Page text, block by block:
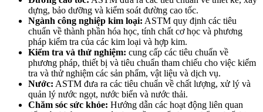
dựng, bảo dưỡng và kiểm soát đường cao tốc.
Ngành công nghiệp kim loại: ASTM quy định các tiêu
chuẩn về thành phần hóa học, tính chất cơ học và phương
pháp kiểm tra của các kim loại và hợp kim.
Kiểm tra và thử nghiệm: cung cấp các tiêu chuẩn về
phương pháp, thiết bị và tiêu chuẩn tham chiếu cho việc kiểm
tra và thử nghiệm các sản phẩm, vật liệu và dịch vụ.
Nước: ASTM đưa ra các tiêu chuẩn về chất lượng, xử lý và
quản lý nước ngọt, nước biển và nước thải.
Chăm sóc sức khỏe: Hướng dẫn các hoạt động liên quan